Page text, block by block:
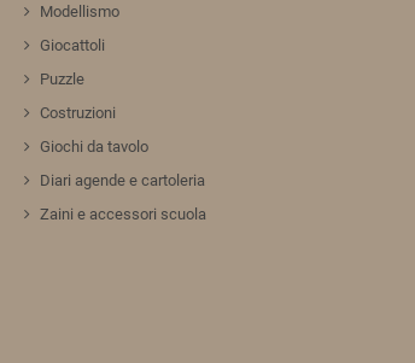
Modellismo
Giocattoli
Puzzle
Costruzioni
Giochi da tavolo
Diari agende e cartoleria
Zaini e accessori scuola